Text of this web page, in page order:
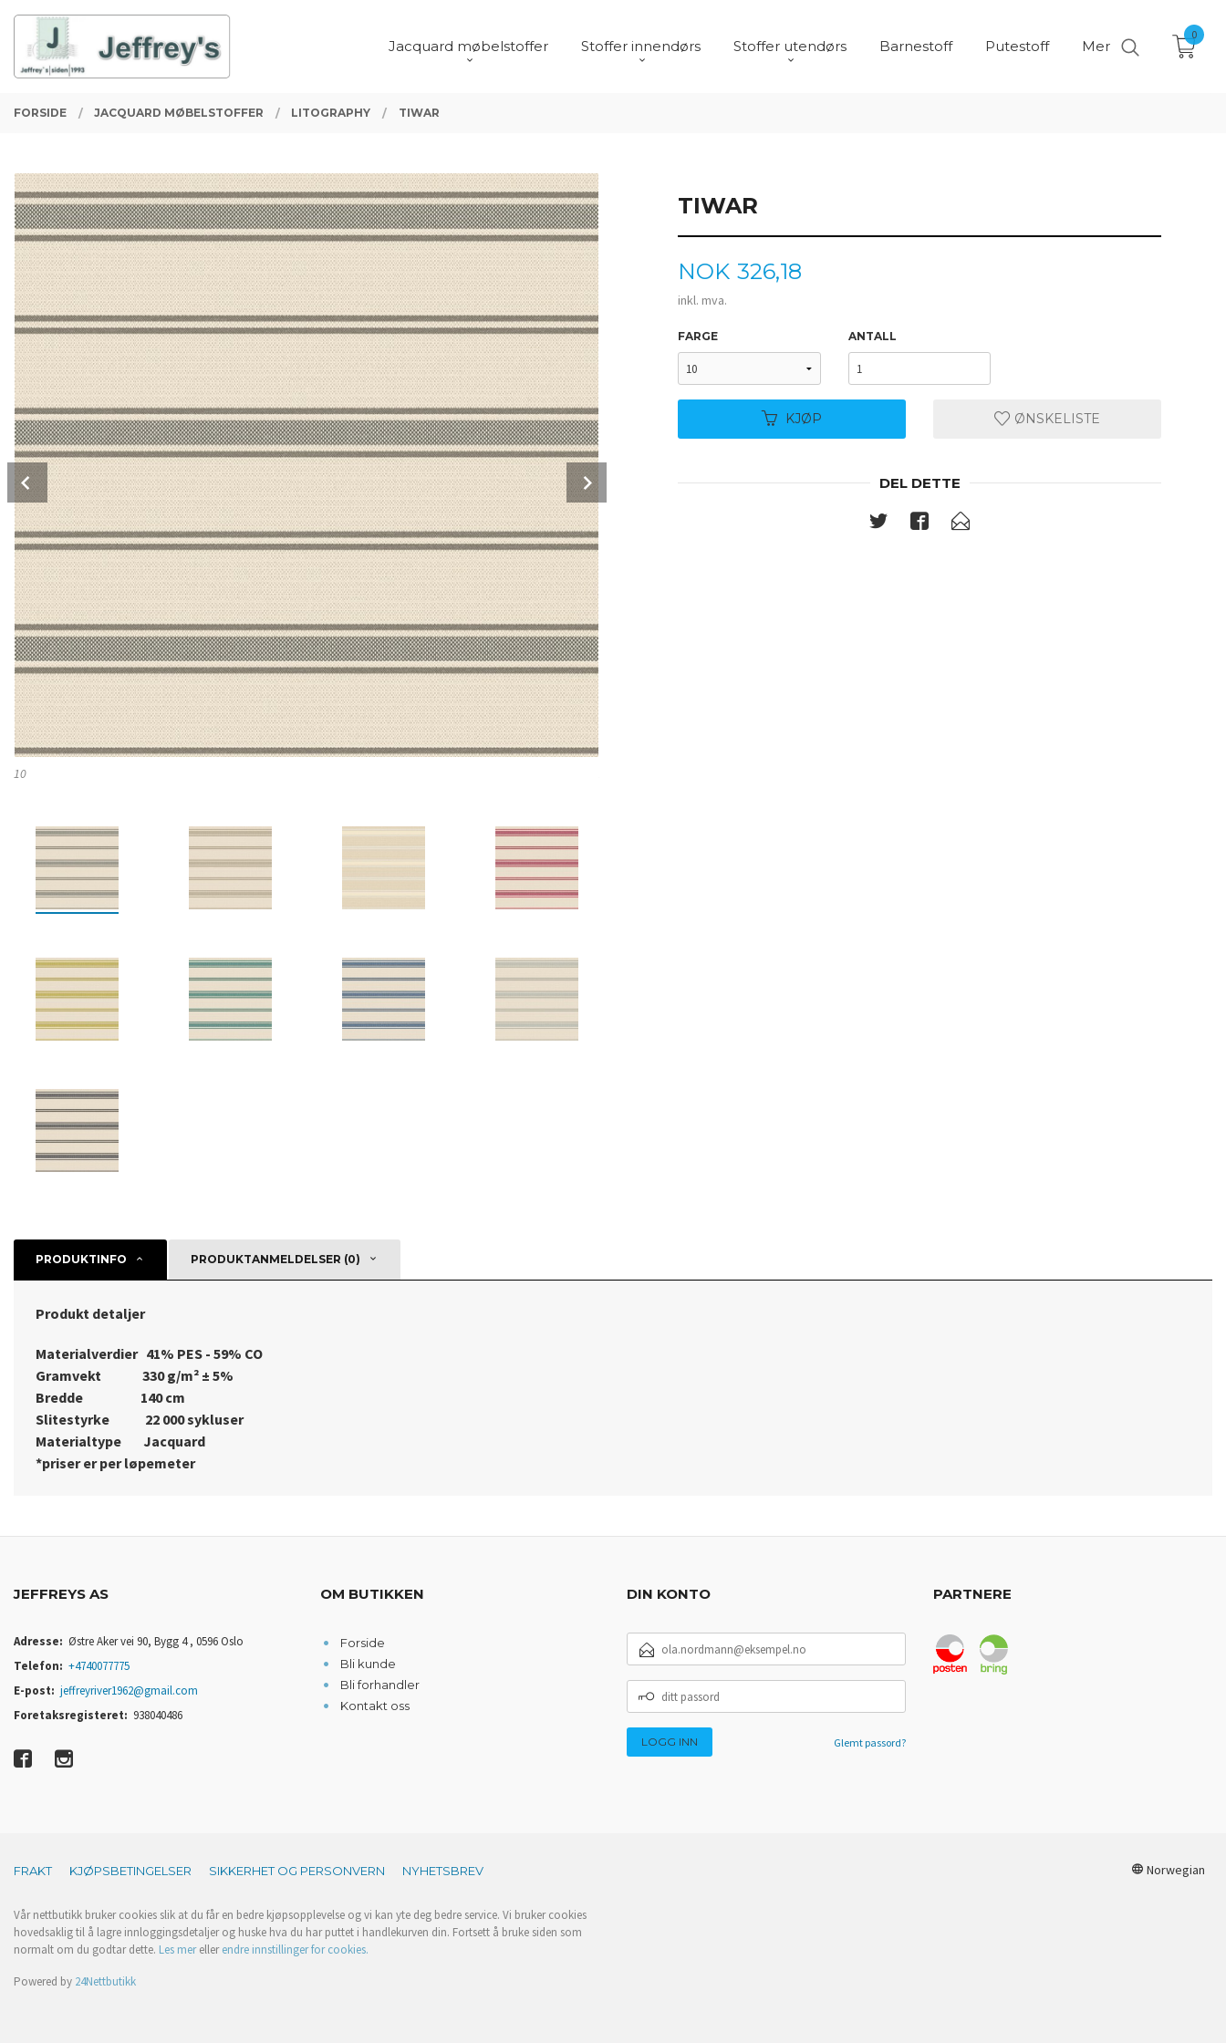
innholdet
PRODUKTER
Jacquard møbelstoffer Stoffer innendørs Stoffer utendørs Barnestoff Putestoff Mer
Lukk
0
FORSIDE JACQUARD MØBELSTOFFER LITOGRAPHY TIWAR
10
Prev
TIWAR
Pris
NOK 326,18
inkl. mva.
FARGE ANTALL
KJØP ØNSKELISTE
DEL DETTE
PRODUKTINFO PRODUKTANMELDELSER (0)
Produkt detaljer
Materialverdier 41% PES - 59% CO
Gramvekt 330 g/m² ± 5%
Bredde 140 cm
Slitestyrke 22 000 sykluser
Materialtype Jacquard
*priser er per løpemeter
JEFFREYS AS
Adresse: Østre Aker vei 90, Bygg 4 , 0596 Oslo
Telefon: +4740077775
E-post: jeffreyriver1962@gmail.com
Foretaksregisteret: 938040486
OM BUTIKKEN
Forside
Bli kunde
Bli forhandler
Kontakt oss
DIN KONTO
POSTADRESSE
PASSORD
Glemt passord?
PARTNERE
Norwegian
FRAKT KJØPSBETINGELSER SIKKERHET OG PERSONVERN NYHETSBREV
Vår nettbutikk bruker cookies slik at du får en bedre kjøpsopplevelse og vi kan yte deg bedre service. Vi bruker cookies
hovedsaklig til å lagre innloggingsdetaljer og huske hva du har puttet i handlekurven din. Fortsett å bruke siden som
normalt om du godtar dette. Les merellerendre innstillinger for cookies.
Powered by 24Nettbutikk